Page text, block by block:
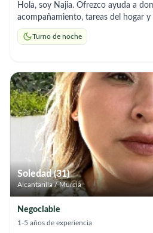
Hola, soy Najia. Ofrezco ayuda a
acompañamiento, tareas del hogar
Soy responsable y me adapto a los
Turno de noche
Soledad (31)
Alcantarilla / Murcia
Negociable
1-5 años de experiencia